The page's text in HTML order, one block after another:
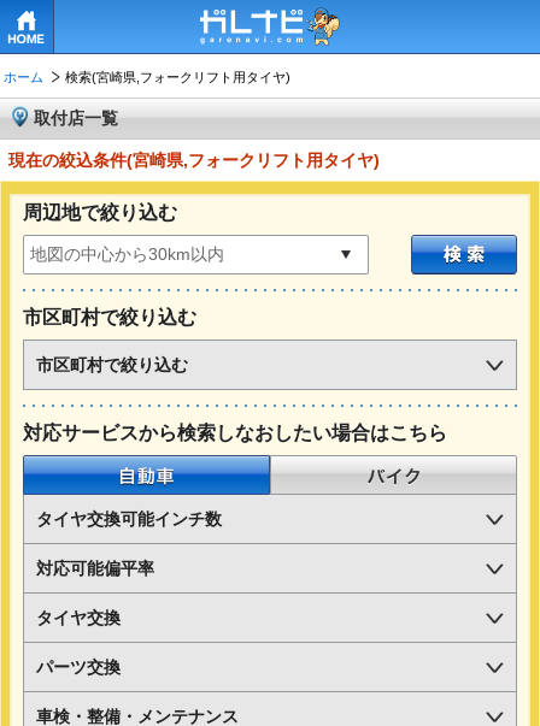
ホーム 検索(宮崎県,フォークリフト用タイヤ)
取付店一覧
現在の絞込条件(宮崎県,フォークリフト用タイヤ)
周辺地で絞り込む
市区町村で絞り込む
市区町村で絞り込む
対応サービスから検索しなおしたい場合はこちら
自動車
タイヤ交換可能インチ数
対応可能偏平率
タイヤ交換
パーツ交換
車検・整備・メンテナンス